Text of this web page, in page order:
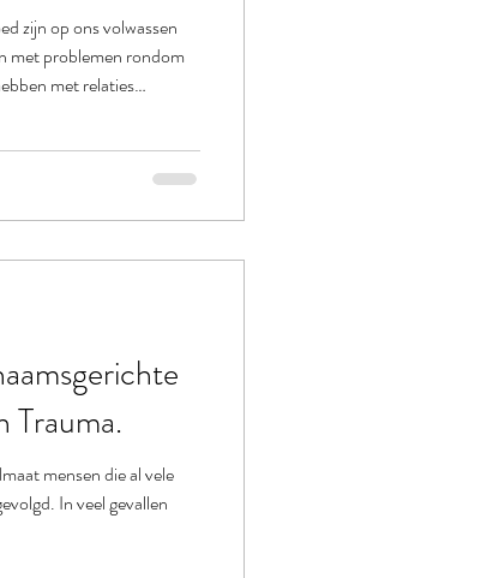
zijn op ons volwassen
met relaties
Trauma.
mensen die al vele
In veel gevallen